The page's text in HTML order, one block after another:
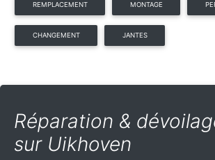
REMPLACEMENT MONTAGE
CHANGEMENT JANTES
Réparation &
sur Uikhoven